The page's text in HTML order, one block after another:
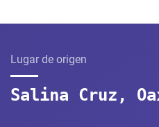
Lugar de origen
Salina Cruz,